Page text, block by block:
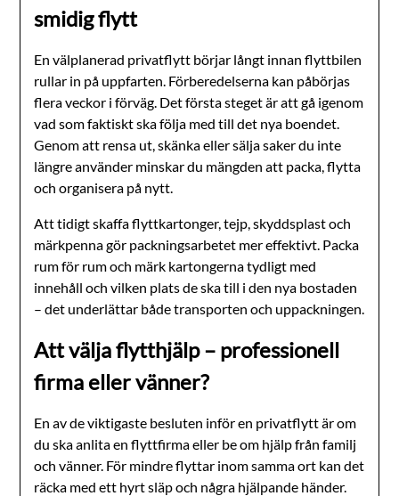
smidig flytt
En välplanerad privatflytt börjar långt innan flyttbilen
rullar in på uppfarten. Förberedelserna kan påbörjas
flera veckor i förväg. Det första steget är att gå igenom
vad som faktiskt ska följa med till det nya boendet.
Genom att rensa ut, skänka eller sälja saker du inte
längre använder minskar du mängden att packa, flytta
och organisera på nytt.
Att tidigt skaffa flyttkartonger, tejp, skyddsplast och
märkpenna gör packningsarbetet mer effektivt. Packa
rum för rum och märk kartongerna tydligt med
innehåll och vilken plats de ska till i den nya bostaden
– det underlättar både transporten och uppackningen.
Att välja flytthjälp – professionell
firma eller vänner?
En av de viktigaste besluten inför en privatflytt är om
du ska anlita en flyttfirma eller be om hjälp från familj
och vänner. För mindre flyttar inom samma ort kan det
räcka med ett hyrt släp och några hjälpande händer.